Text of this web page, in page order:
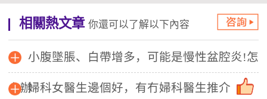
相關熱文章 你還可以了解以下內容
小腹墜脹、白帶增多，可能是慢性盆腔炎!怎
么辦婦科女醫生邊個好，有冇婦科醫生推介